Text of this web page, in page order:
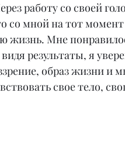
работу со своей
со мной на тот
жизнь. Мне
результаты, я
образ жизни и
свое тело,